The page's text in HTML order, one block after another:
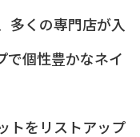
多くの専門店が入
で個性豊かなネイ
トをリストアップ